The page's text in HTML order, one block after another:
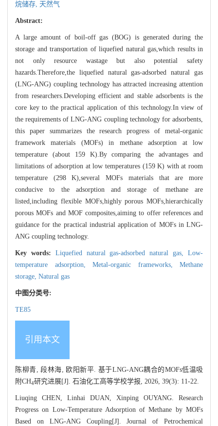
烷储存, 天然气
Abstract:
A large amount of boil-off gas (BOG) is generated during the
storage and transportation of liquefied natural gas,which results in
not only resource wastage but also potential safety
hazards.Therefore,the liquefied natural gas-adsorbed natural gas
(LNG-ANG) coupling technology has attracted increasing attention
from researchers.Developing efficient and stable adsorbents is the
core key to the practical application of this technology.In view of
the requirements of LNG-ANG coupling technology for adsorbents,
this paper summarizes the research progress of metal-organic
framework materials (MOFs) in methane adsorption at low
temperature (about 159 K).By comparing the advantages and
limitations of adsorption at low temperatures (159 K) with at room
temperature (298 K),several MOFs materials that are more
conducive to the adsorption and storage of methane are
listed,including flexible MOFs,highly porous MOFs,hierarchically
porous MOFs and MOF composites,aiming to offer references and
guidance for the practical industrial application of MOFs in LNG-
ANG coupling technology.
Key words: Liquefied natural gas-adsorbed natural gas,Low-
temperature adsorption, Metal-organic frameworks, Methane
storage, Natural gas
中图分类号:
TE85
引用本文
陈柳青, 段林海, 欧阳新平. 基于LNG-ANG耦合的MOFs低温吸
附CH4研究进展[J]. 石油化工高等学校学报, 2026, 39(3): 11-22.
Liuqing CHEN, Linhai DUAN, Xinping OUYANG. Research
Progress on Low-Temperature Adsorption of Methane by MOFs
Based on LNG-ANG Coupling[J]. Journal of Petrochemical